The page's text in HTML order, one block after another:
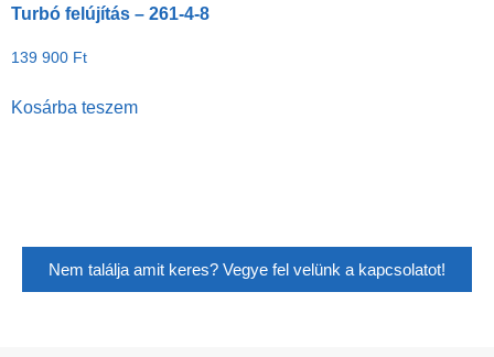
Turbó felújítás – 261-4-8
139 900 Ft
Kosárba teszem
Nem találja amit keres? Vegye fel velünk a kapcsolatot!